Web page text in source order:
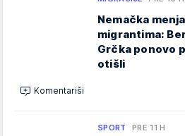
Nemačka
migrantima:
Grčka ponovo
otišli
Komentariši
SPORT PRE 11 H